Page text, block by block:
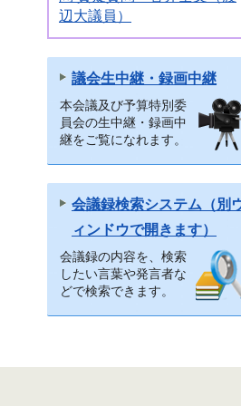
辺大議員）
議会生中継・録画中継
本会議及び予算特別委
員会の生中継・録画中
継をご覧になれます。
会議録検索システム（別
ィンドウで開きます）
会議録の内容を、検索
したい言葉や発言者な
どで検索できます。